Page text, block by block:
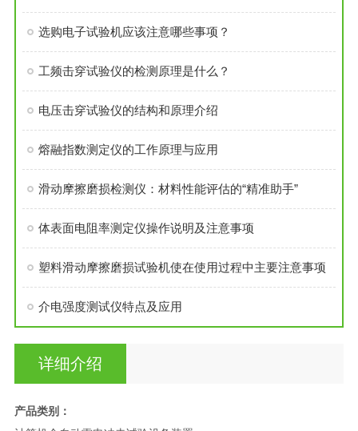
选购电子试验机应该注意哪些事项？
工频击穿试验仪的检测原理是什么？
电压击穿试验仪的结构和原理介绍
熔融指数测定仪的工作原理与应用
滑动摩擦磨损检测仪：材料性能评估的“精准助手”
体表面电阻率测定仪操作说明及注意事项
塑料滑动摩擦磨损试验机使在使用过程中主要注意事项
介电强度测试仪特点及应用
详细介绍
产品类别：